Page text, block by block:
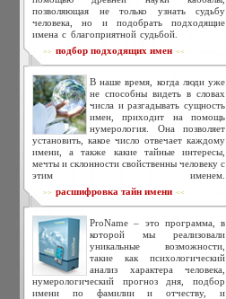
позволяющая не только узнать судьбу
человека, но и подобрать подходящие
имена с благоприятной судьбой.
>> подбор подходящих имен <<
В наше время, когда люди уже
не способны видеть в словах
числа и разгадывать сущность
имен, приходит на помощь
нумерология. Она позволяет
установить, какое число отвечает каждому
имени, а также какие тайные интересы,
мечты и склонности свойственны человеку с
этим именем.
>> расшифровка тайн имени <<
ProName – это программа, в
которой мы реализовали
уникальные возможности,
такие как психологический
анализ характера человека,
нумерологический прогноз дня, подбор
имени по фамилии и отчеству, и